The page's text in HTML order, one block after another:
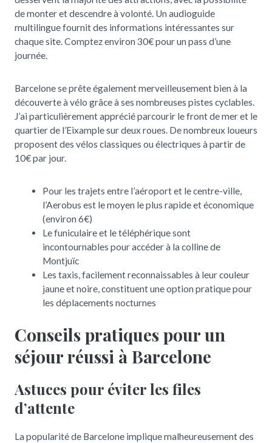
de monter et descendre à volonté. Un audioguide
multilingue fournit des informations intéressantes sur
chaque site. Comptez environ 30€ pour un pass d’une
journée.
Barcelone se prête également merveilleusement bien à la
découverte à vélo grâce à ses nombreuses pistes cyclables.
J’ai particulièrement apprécié parcourir le front de mer et le
quartier de l’Eixample sur deux roues. De nombreux loueurs
proposent des vélos classiques ou électriques à partir de
10€ par jour.
Pour les trajets entre l’aéroport et le centre-ville,
l’Aerobus est le moyen le plus rapide et économique
(environ 6€)
Le funiculaire et le téléphérique sont
incontournables pour accéder à la colline de
Montjuïc
Les taxis, facilement reconnaissables à leur couleur
jaune et noire, constituent une option pratique pour
les déplacements nocturnes
Conseils pratiques pour un
séjour réussi à Barcelone
Astuces pour éviter les files
d’attente
La popularité de Barcelone implique malheureusement des